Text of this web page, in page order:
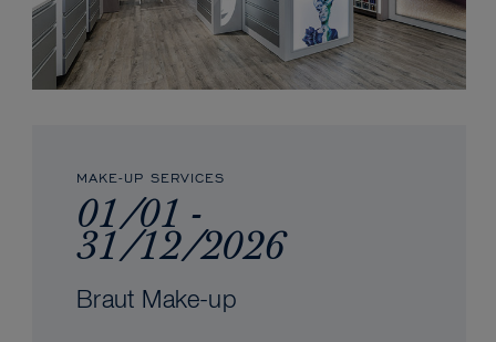
MAKE-UP SERVICES
01/01 -
31/12/2026
Braut Make-up